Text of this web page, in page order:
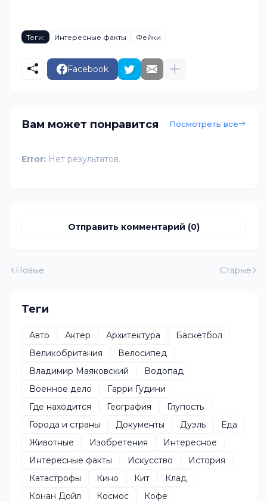
Теги: Интересные факты Фейки
Facebook
Вам может понравится Посмотреть все
Error: Нет результатов.
Отправить комментарий (0)
Новые Старые
Теги
Авто Актер Архитектура
Баскетбол
Великобритания
Велосипед
Владимир Маяковский
Водопад
Военное дело
Гарри Гудини
Где находится
География
Глупость
Города и страны
Документы Дуэль
Еда
Животные
Изобретения
Интересное
Интересные факты
Искусство
История
Катастрофы
Кино Кит
Клад
Конан Дойл
Космос
Кофе